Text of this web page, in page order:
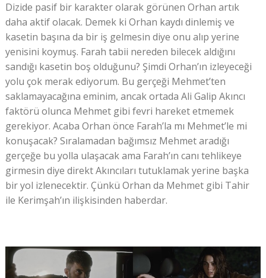
Dizide pasif bir karakter olarak görünen Orhan artık
daha aktif olacak. Demek ki Orhan kaydı dinlemiş ve
kasetin başına da bir iş gelmesin diye onu alıp yerine
yenisini koymuş. Farah tabii nereden bilecek aldığını
sandığı kasetin boş olduğunu? Şimdi Orhan’ın izleyeceği
yolu çok merak ediyorum. Bu gerçeği Mehmet’ten
saklamayacağına eminim, ancak ortada Ali Galip Akıncı
faktörü olunca Mehmet gibi fevri hareket etmemek
gerekiyor. Acaba Orhan önce Farah’la mı Mehmet’le mi
konuşacak? Sıralamadan bağımsız Mehmet aradığı
gerçeğe bu yolla ulaşacak ama Farah’ın canı tehlikeye
girmesin diye direkt Akıncıları tutuklamak yerine başka
bir yol izlenecektir. Çünkü Orhan da Mehmet gibi Tahir
ile Kerimşah’ın ilişkisinden haberdar.